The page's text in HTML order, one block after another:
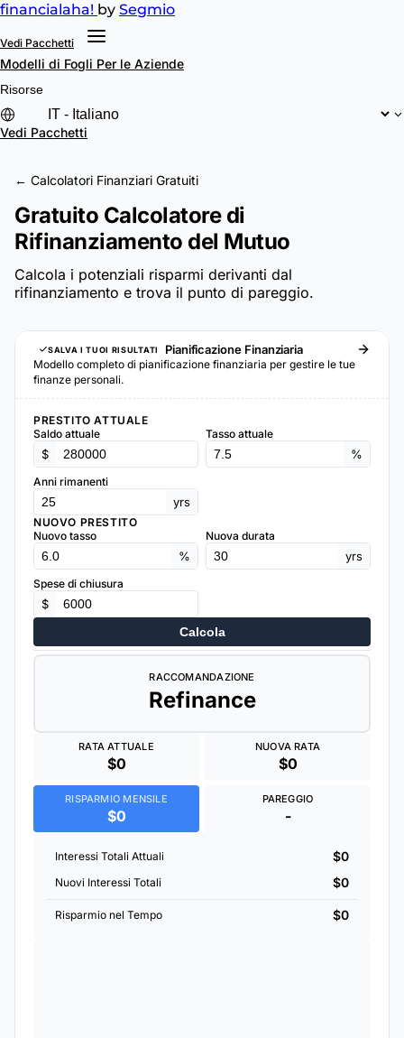
financialaha! by Segmio
Vedi Pacchetti
Modelli di Fogli Per le Aziende
Risorse
Vedi Pacchetti
← Calcolatori Finanziari Gratuiti
Gratuito Calcolatore di
Rifinanziamento del Mutuo
Calcola i potenziali risparmi derivanti dal
rifinanziamento e trova il punto di pareggio.
SALVA I TUOI RISULTATI Pianificazione Finanziaria
Modello completo di pianificazione finanziaria per gestire le tue
finanze personali.
PRESTITO ATTUALE
Saldo attuale
$
Tasso attuale
%
Anni rimanenti
yrs
NUOVO PRESTITO
Nuovo tasso
%
Nuova durata
yrs
Spese di chiusura
$
Calcola
RACCOMANDAZIONE
Refinance
RATA ATTUALE
$0
NUOVA RATA
$0
RISPARMIO MENSILE
$0
PAREGGIO
-
Interessi Totali Attuali $0
Nuovi Interessi Totali $0
Risparmio nel Tempo $0